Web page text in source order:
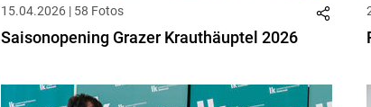
15.04.2026 | 58 Fotos
Saisonopening Grazer Krauthäuptel 2026